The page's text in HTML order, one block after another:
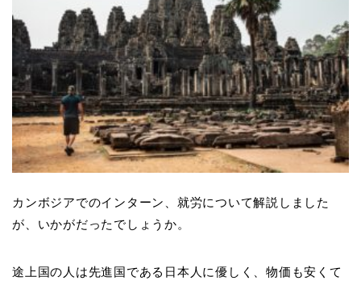
カンボジアでのインターン、就労について解説しました
が、いかがだったでしょうか。
途上国の人は先進国である日本人に優しく、物価も安くて